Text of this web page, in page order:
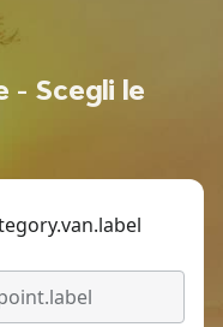
- Scegli le